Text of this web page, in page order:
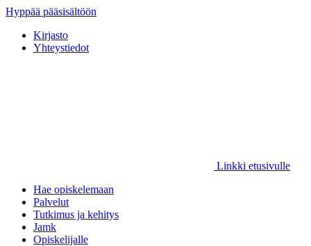
Hyppää pääsisältöön
Kirjasto
Yhteystiedot
Linkki etusivulle
Hae opiskelemaan
Palvelut
Tutkimus ja kehitys
Jamk
Opiskelijalle